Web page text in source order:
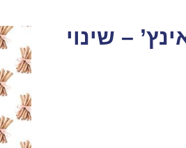
קארדסטוק 12*12 אינץ’ – שינוי